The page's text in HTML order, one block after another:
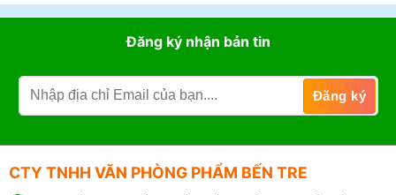
Đăng ký nhận bản tin
CTY TNHH VĂN PHÒNG PHẨM BẾN TRE